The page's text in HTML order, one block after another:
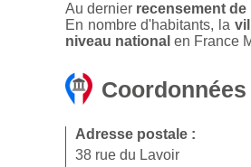
Au dernier recensement
En nombre d'habitants, la
niveau national en France
Adresse postale :
38 rue du Lavoir